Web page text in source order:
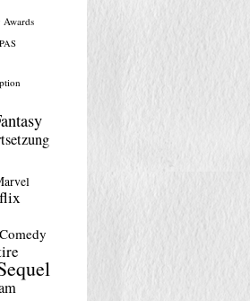
Awards